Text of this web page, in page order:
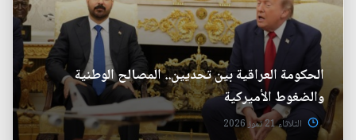
الحكومة العراقية بين تحديين.. المصالح الوطنية
والضغوط الأميركية
الثلاثاء 21 تموز 2026